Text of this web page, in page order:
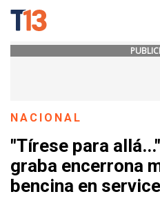
NACIONAL
"Tírese para
graba encerrona
bencina en